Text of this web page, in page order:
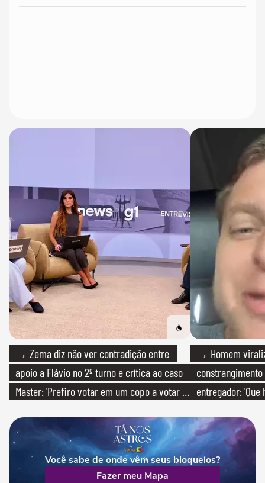
→ Zema diz não ver contradição entre
apoio a Flávio no 2º turno e crítica ao caso
Master: 'Prefiro votar em um copo a votar no
→ Homem
entregador: 'Que
Você sabe de onde vêm seus bloqueios?
Fazer meu Mapa